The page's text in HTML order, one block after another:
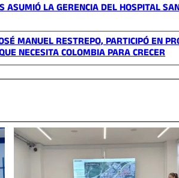
ASUMIÓ LA GERENCIA DEL HOSPITAL
MANUEL RESTREPO, PARTICIPÓ EN
NECESITA COLOMBIA PARA CRECER